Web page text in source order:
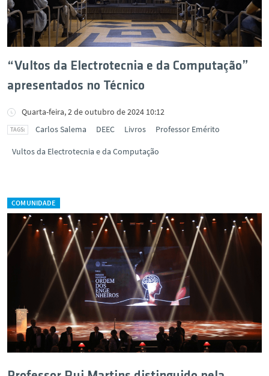
“Vultos da Electrotecnia e da Computação”
apresentados no Técnico
Quarta-feira, 2 de outubro de 2024 10:12
Carlos Salema
DEEC Livros Professor Emérito
Vultos da Electrotecnia e da Computação
COMUNIDADE